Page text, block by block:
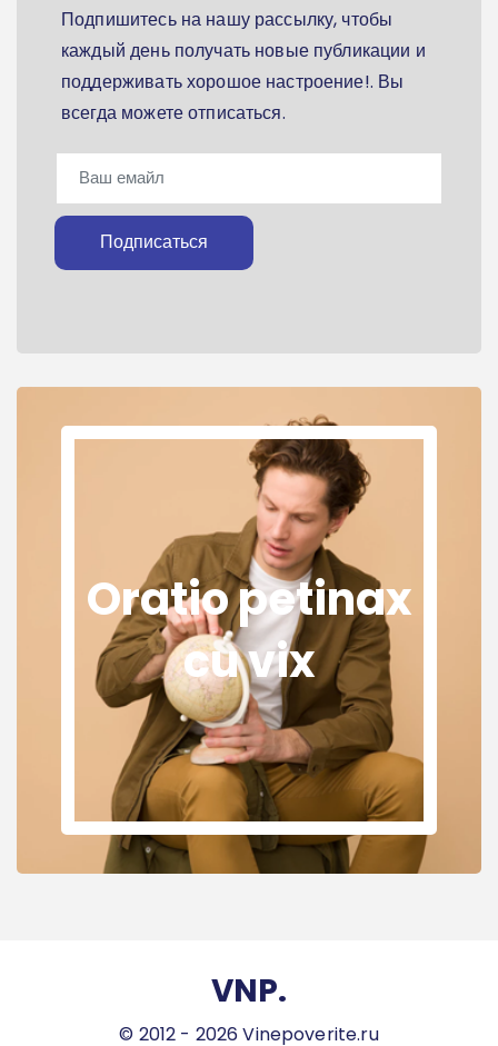
Подпишитесь на нашу рассылку, чтобы
каждый день получать новые публикации и
поддерживать хорошое настроение!. Вы
всегда можете отписаться.
Подписаться
Oratio petinax
cu vix
VNP.
© 2012 - 2026 Vinepoverite.ru